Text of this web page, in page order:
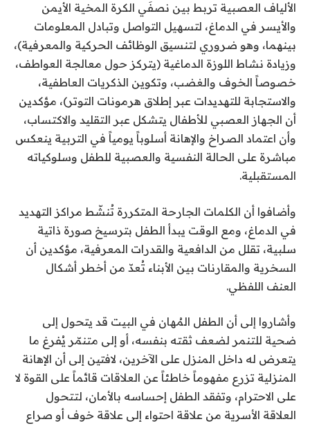
الألياف العصبية تربط بين نصفَي الكرة المخية الأيمن
والأيسر في الدماغ، لتسهيل التواصل وتبادل المعلومات
بينهما، وهو ضروري لتنسيق الوظائف الحركية والمعرفية)،
وزيادة نشاط اللوزة الدماغية (يتركز حول معالجة العواطف،
خصوصاً الخوف والغضب، وتكوين الذكريات العاطفية،
والاستجابة للتهديدات عبر إطلاق هرمونات التوتر)، مؤكدين
أن الجهاز العصبي للأطفال يتشكل عبر التقليد والاكتساب،
وأن اعتماد الصراخ والإهانة أسلوباً يومياً في التربية ينعكس
مباشرة على الحالة النفسية والعصبية للطفل وسلوكياته
المستقبلية.
وأضافوا أن الكلمات الجارحة المتكررة تُنشّط مراكز التهديد
في الدماغ، ومع الوقت يبدأ الطفل بترسيخ صورة ذاتية
سلبية، تقلل من الدافعية والقدرات المعرفية، مؤكدين أن
السخرية والمقارنات بين الأبناء تُعدّ من أخطر أشكال
العنف اللفظي.
وأشاروا إلى أن الطفل المُهان في البيت قد يتحول إلى
ضحية للتنمر لضعف ثقته بنفسه، أو إلى متنمّر يُفرغ ما
يتعرض له داخل المنزل على الآخرين، لافتين إلى أن الإهانة
المنزلية تزرع مفهوماً خاطئاً عن العلاقات قائماً على القوة لا
على الاحترام، وتفقد الطفل إحساسه بالأمان، لتتحول
العلاقة الأسرية من علاقة احتواء إلى علاقة خوف أو صراع